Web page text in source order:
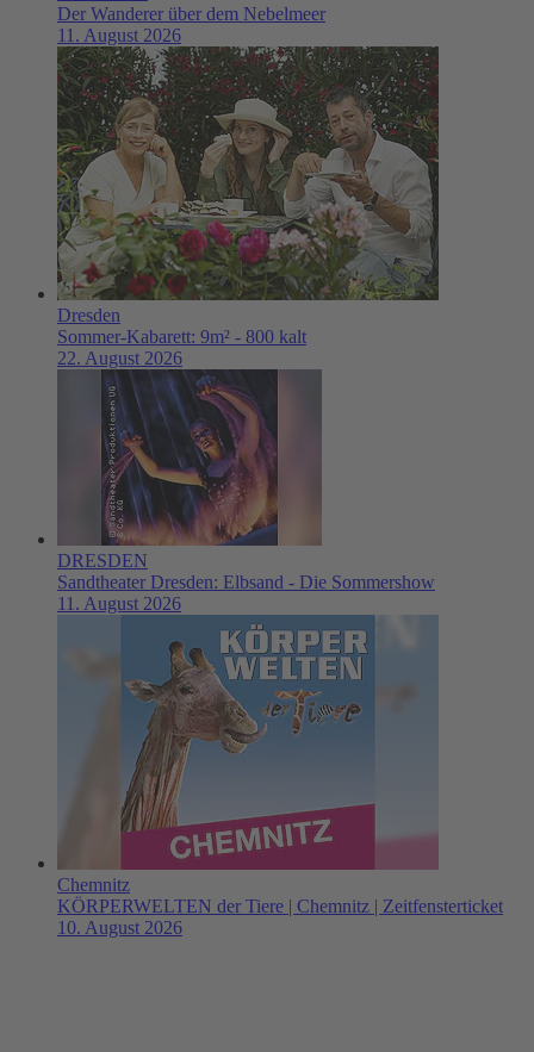
Der Wanderer über dem Nebelmeer
11. August 2026
Dresden
Sommer-Kabarett: 9m² - 800 kalt
22. August 2026
DRESDEN
Sandtheater Dresden: Elbsand - Die Sommershow
11. August 2026
Chemnitz
KÖRPERWELTEN der Tiere | Chemnitz | Zeitfensterticket
10. August 2026